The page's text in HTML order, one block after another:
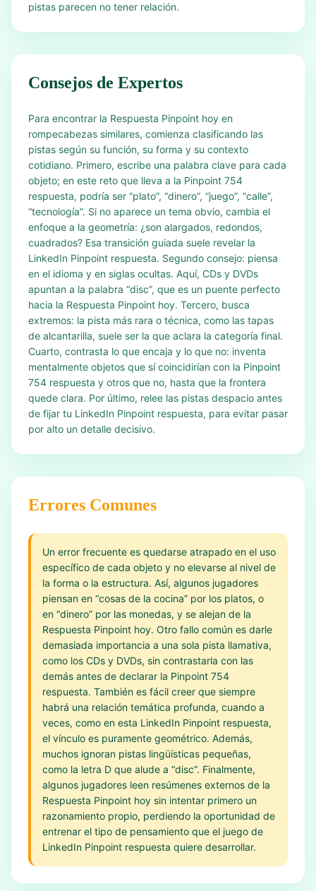
pistas parecen no tener relación.
Consejos de Expertos
Para encontrar la Respuesta Pinpoint hoy en
rompecabezas similares, comienza clasificando las
pistas según su función, su forma y su contexto
cotidiano. Primero, escribe una palabra clave para cada
objeto; en este reto que lleva a la Pinpoint 754
respuesta, podría ser “plato”, “dinero”, “juego”, “calle”,
“tecnología”. Si no aparece un tema obvio, cambia el
enfoque a la geometría: ¿son alargados, redondos,
cuadrados? Esa transición guiada suele revelar la
LinkedIn Pinpoint respuesta. Segundo consejo: piensa
en el idioma y en siglas ocultas. Aquí, CDs y DVDs
apuntan a la palabra “disc”, que es un puente perfecto
hacia la Respuesta Pinpoint hoy. Tercero, busca
extremos: la pista más rara o técnica, como las tapas
de alcantarilla, suele ser la que aclara la categoría final.
Cuarto, contrasta lo que encaja y lo que no: inventa
mentalmente objetos que sí coincidirían con la Pinpoint
754 respuesta y otros que no, hasta que la frontera
quede clara. Por último, relee las pistas despacio antes
de fijar tu LinkedIn Pinpoint respuesta, para evitar pasar
por alto un detalle decisivo.
Errores Comunes
Un error frecuente es quedarse atrapado en el uso
específico de cada objeto y no elevarse al nivel de
la forma o la estructura. Así, algunos jugadores
piensan en “cosas de la cocina” por los platos, o
en “dinero” por las monedas, y se alejan de la
Respuesta Pinpoint hoy. Otro fallo común es darle
demasiada importancia a una sola pista llamativa,
como los CDs y DVDs, sin contrastarla con las
demás antes de declarar la Pinpoint 754
respuesta. También es fácil creer que siempre
habrá una relación temática profunda, cuando a
veces, como en esta LinkedIn Pinpoint respuesta,
el vínculo es puramente geométrico. Además,
muchos ignoran pistas lingüísticas pequeñas,
como la letra D que alude a “disc”. Finalmente,
algunos jugadores leen resúmenes externos de la
Respuesta Pinpoint hoy sin intentar primero un
razonamiento propio, perdiendo la oportunidad de
entrenar el tipo de pensamiento que el juego de
LinkedIn Pinpoint respuesta quiere desarrollar.